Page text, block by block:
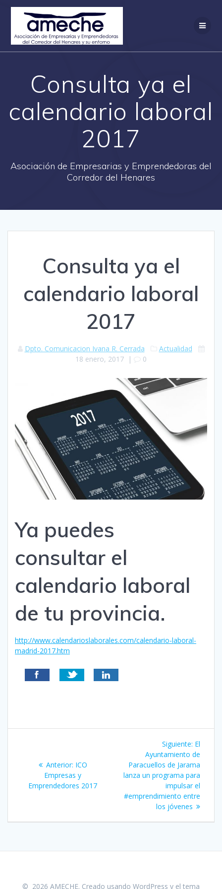
Saltar
Consulta ya el
calendario laboral
2017
Asociación de Empresarias y Emprendedoras del
Corredor del Henares
Consulta ya el
calendario laboral
2017
Dpto. Comunicacion Ivana R. Cerrada
Actualidad
18 enero, 2017 | 0
Ya puedes
consultar el
calendario laboral
de tu provincia.
http://www.calendarioslaborales.com/calendario-laboral-
madrid-2017.htm
entradas
Anterior: Entrada
anterior:
ICO
Empresas y
Emprendedores 2017
Siguiente:
entrada:
El
Ayuntamiento de
Paracuellos de Jarama
lanza un programa para
impulsar el
#emprendimiento entre
los jóvenes
© 2026 AMECHE. Creado usando WordPress y el tema